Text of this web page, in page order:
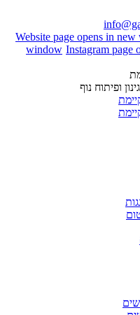
Website page opens in
window Instagram page
ופיתוח נוף